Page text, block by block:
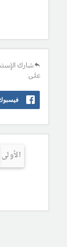
شارك
على:
الأولى